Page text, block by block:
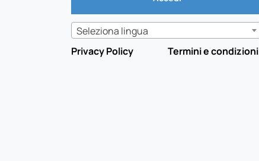
Seleziona lingua
Privacy Policy
Termini e condizioni